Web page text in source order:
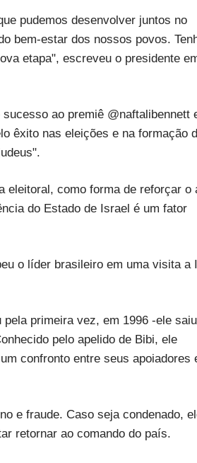
pudemos desenvolver juntos no
bem-estar dos nossos povos.
etapa", escreveu o presidente
ao premiê @naftalibennett
êxito nas eleições e na formação
eleitoral, como forma de reforçar o
do Estado de Israel é um fator
o líder brasileiro em uma visita a
primeira vez, em 1996 -ele
pelo apelido de Bibi, ele
confronto entre seus apoiadores
e fraude. Caso seja condenado,
retornar ao comando do país.